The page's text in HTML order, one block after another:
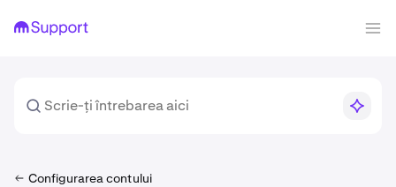
Configurarea contului